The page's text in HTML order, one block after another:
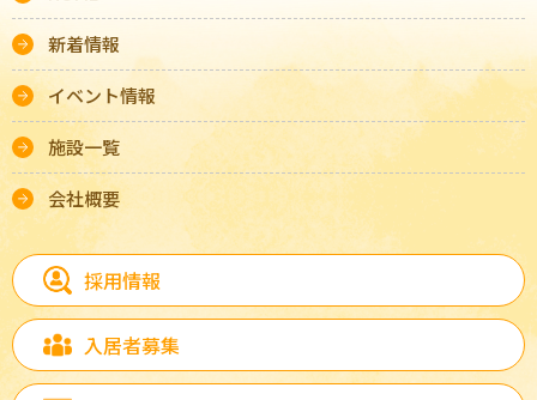
新着情報
イベント情報
施設一覧
会社概要
採用情報
入居者募集